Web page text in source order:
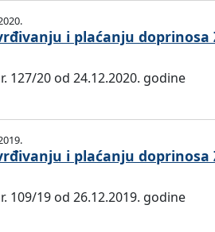
i plaćanju doprinosa
127/20 od 24.12.2020. godine
i plaćanju doprinosa
109/19 od 26.12.2019. godine